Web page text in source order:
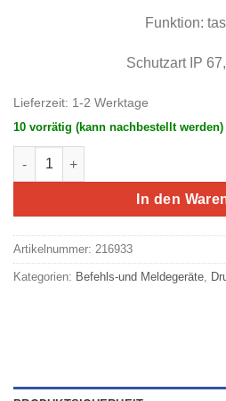
Funktion:
Schutzart IP
Lieferzeit: 1-2 Werktage
10 vorrätig (kann nachbestellt werden)
Eaton/Moeller RMQ-Titan
In den
Artikelnummer: 216933
Kategorien: Befehls-und Meldegeräte